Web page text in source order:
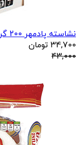
نشاسته پادمهر 200 گرم
34,700 تومان
43,000